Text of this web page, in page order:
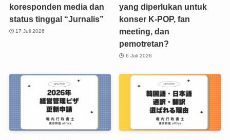
koresponden media dan
status tinggal “Jurnalis”
17 Juli 2026
yang diperlukan untuk
konser K-POP, fan
meeting, dan
pemotretan?
6 Juli 2026